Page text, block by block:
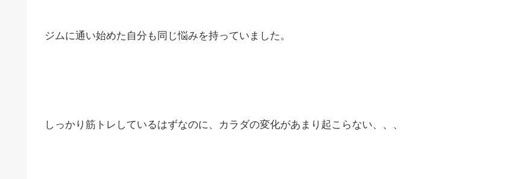
ジムに通い始めた自分も同じ悩みを持っていました。
しっかり筋トレしているはずなのに、カラダの変化があまり起こらない、、、